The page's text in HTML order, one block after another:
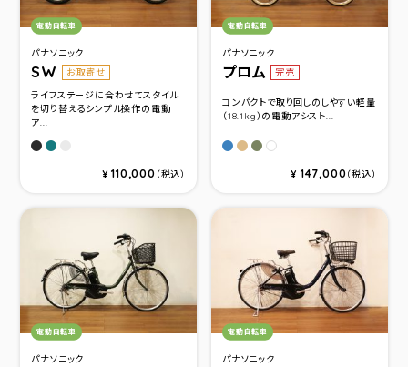
パナソニック
SW お取寄せ
カテゴリ：
電動自転車
ライフステージに合わせてスタイル
を切り替えるシンプル操作の電動
ア...
マットジェットブラック
ブルーイッシュグリーンメタリック
¥110,000 （税込）
パナソニック
プロム 完売
カテゴリ：
電動自転車
コンパクトで取り回しのしやすい軽量
（18.1kg）の電動アシスト...
パールバイスブルー
ライトフォーンベージュ
マットオリーブ
クリスタルホワイト
¥ 147,000（税込）
パナソニック
カテゴリ：
電動自転車
パナソニック
カテゴリ：
電動自転車